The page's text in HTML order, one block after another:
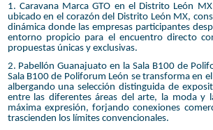
1. Caravana Marca GTO en el Distrito León
ubicado en el corazón del Distrito León MX,
dinámica donde las empresas participantes
entorno propicio para el encuentro directo
propuestas únicas y exclusivas.
2. Pabellón Guanajuato en la Sala B100 de
Sala B100 de Poliforum León se transforma en
albergando una selección distinguida de
entre las diferentes áreas del arte, la moda y
máxima expresión, forjando conexiones
trascienden los límites convencionales.